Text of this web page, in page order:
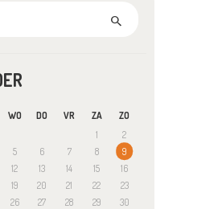
WO DO VR ZA
ZO
1
2
5 6 7 8
9
12 13 14 15
16
19 20 21 22
23
26 27 28 29
30